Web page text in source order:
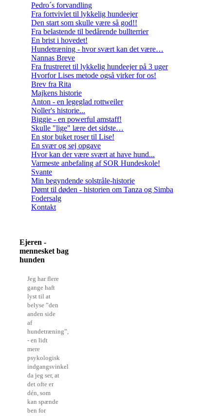
Pedro´s forvandling
Fra fortvivlet til lykkelig hundeejer
Den start som skulle være så god!!
Fra belastende til bedårende bullterrier
En brist i hovedet!
Hundetræning - hvor svært kan det være…
Nannas Breve
Fra frustreret til lykkelig hundeejer på 3 uger
Hvorfor Lises metode også virker for os!
Brev fra Rita
Majkens historie
Anton - en legeglad rottweiler
Noller's historie...
Biggie - en powerful amstaff!
Skulle "lige" lære det sidste…
En stor buket roser til Lise!
En svær og sej opgave
Hvor kan der være svært at have hund...
Varmeste anbefaling af SOR Hundeskole!
Svante
Min begyndende solstråle-historie
Dømt til døden - historien om Tanza og Simba
Fodersalg
Kontakt
Ejeren -
mennesket bag
hunden
Jeg har flere
gange haft
lyst til at
belyse ”den
anden side
af
hundetræning”,
- en lidt
mere
psykologisk
indgangsvinkel,
da jeg ser, at
det ofte er
dén, som
kan spænde
ben for